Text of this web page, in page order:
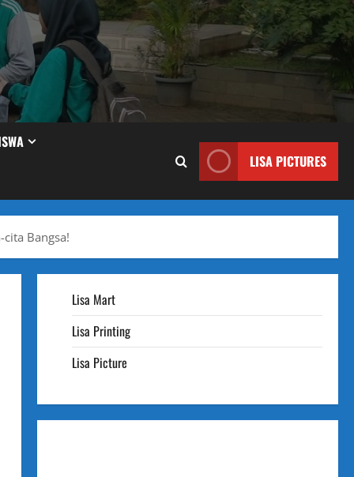
LISA PICTURES
Bangsa!
Lisa Mart
Lisa Printing
Lisa Picture